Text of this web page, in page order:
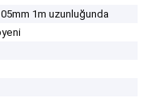
1m uzunluğunda